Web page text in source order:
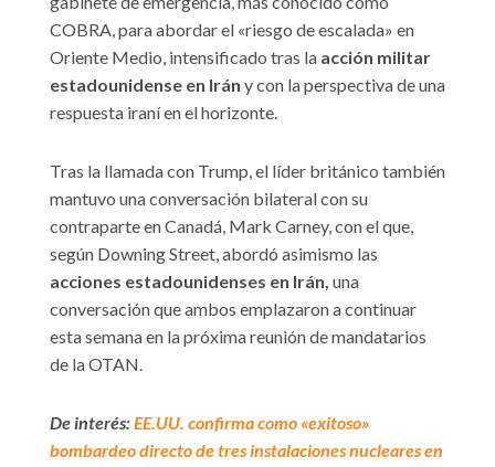
COBRA, para abordar el «riesgo de escalada» en
Oriente Medio, intensificado tras la acción militar
estadounidense en Irán y con la perspectiva de una
respuesta iraní en el horizonte.
Tras la llamada con Trump, el líder británico también
mantuvo una conversación bilateral con su
contraparte en Canadá, Mark Carney, con el que,
según Downing Street, abordó asimismo las
acciones estadounidenses en Irán, una
conversación que ambos emplazaron a continuar
esta semana en la próxima reunión de mandatarios
de la OTAN.
De interés:EE.UU. confirma como «exitoso»
bombardeo directo de tres instalaciones nucleares en